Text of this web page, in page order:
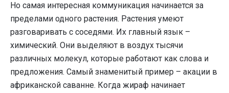
Но самая интересная коммуникация начинается за
пределами одного растения. Растения умеют
разговаривать с соседями. Их главный язык –
химический. Они выделяют в воздух тысячи
различных молекул, которые работают как слова и
предложения. Самый знаменитый пример – акации в
африканской саванне. Когда жираф начинает